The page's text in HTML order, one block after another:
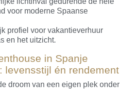
voor moderne Spaanse
profiel voor vakantieverhuur
en het uitzicht.
in Spanje
levensstijl én rendement
droom van een eigen plek onder